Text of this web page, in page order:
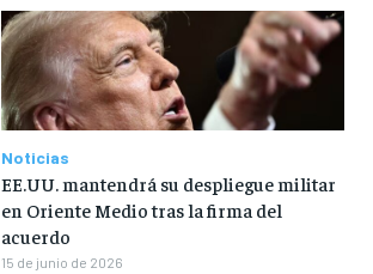
Noticias
EE.UU. mantendrá su despliegue militar
en Oriente Medio tras la firma del
acuerdo
15 de junio de 2026